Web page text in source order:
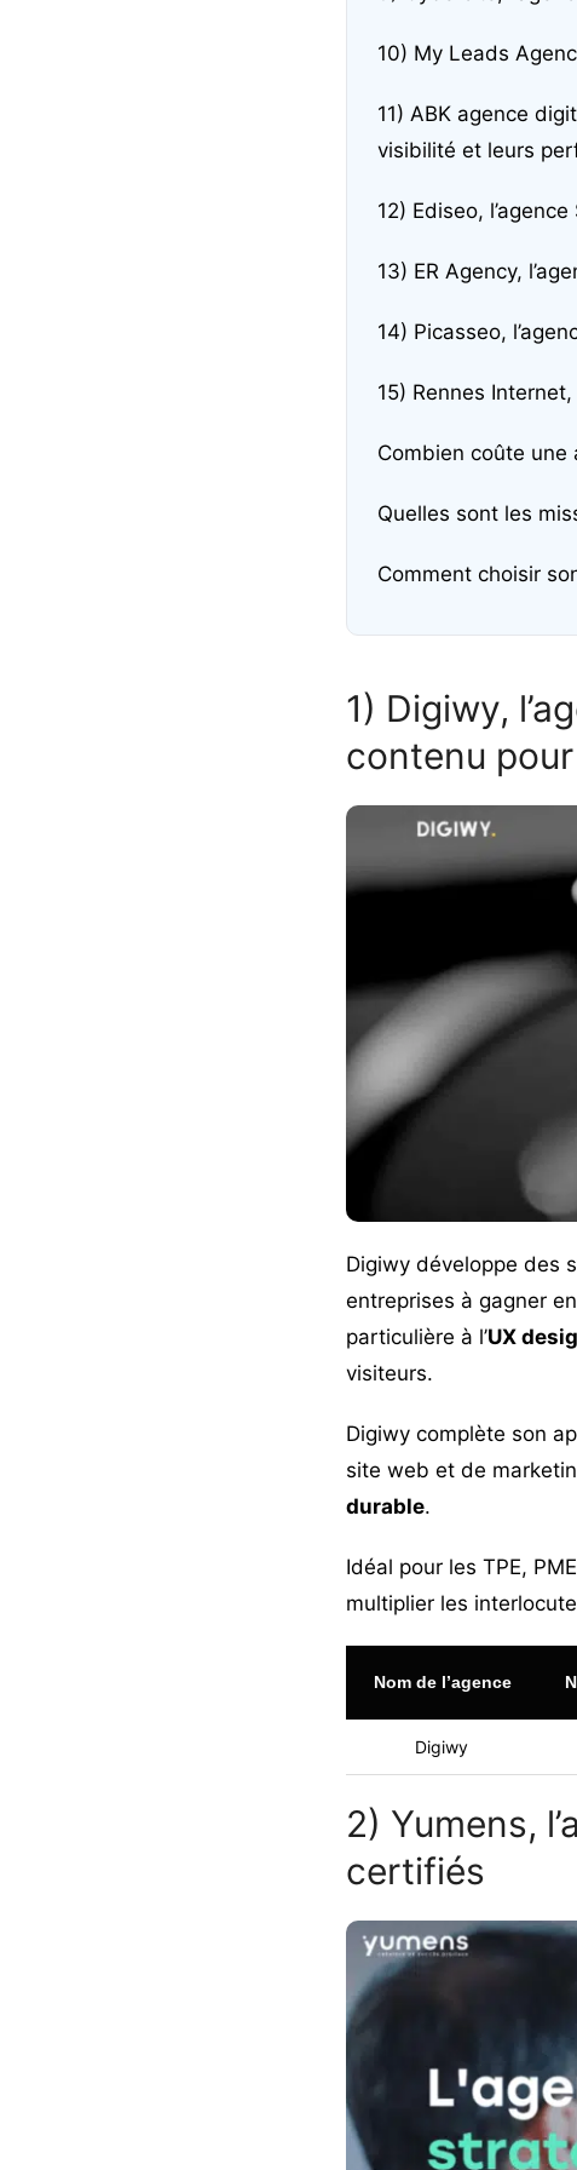
10) My Leads
11) ABK agence
visibilité et leurs
12) Ediseo,
13) ER Agency,
14) Picasseo,
15) Rennes
Combien coûte une
Quelles sont les
Comment choisir
1) Digiwy,
contenu
Digiwy développe des
entreprises à gagner
particulière à l’UX
visiteurs.
Digiwy complète son
site web et de
durable.
Idéal pour les TPE,
multiplier les
Nom de l’agence
Digiwy
2) Yumens,
certifiés